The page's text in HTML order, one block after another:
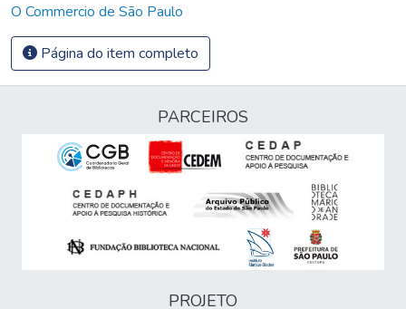
O Commercio de São Paulo
Página do item completo
PARCEIROS
PROJETO